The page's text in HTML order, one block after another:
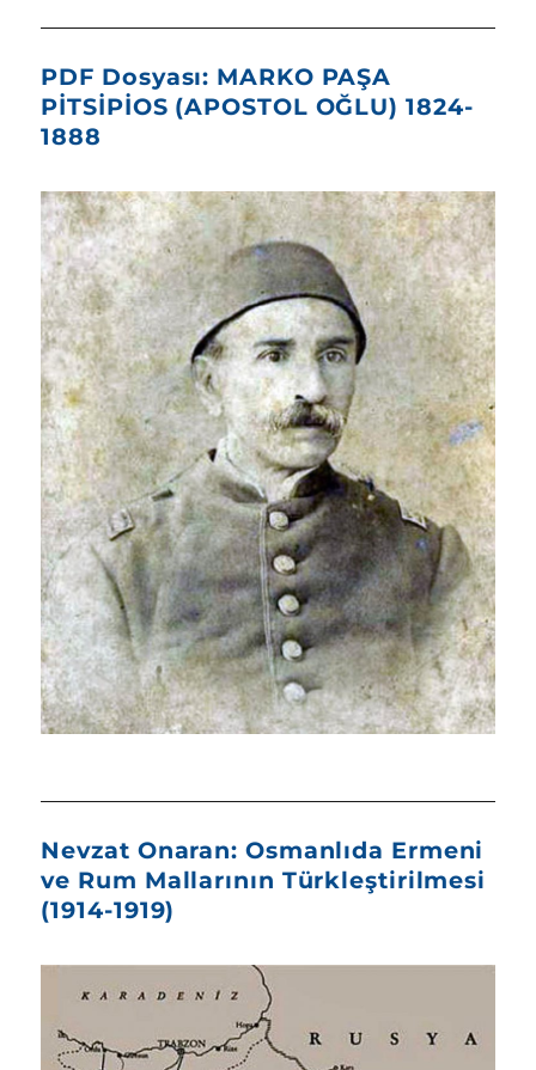
PDF Dosyası: MARKO PAŞA
PİTSİPİOS (APOSTOL OĞLU) 1824-
1888
Nevzat Onaran: Osmanlıda Ermeni
ve Rum Mallarının Türkleştirilmesi
(1914-1919)